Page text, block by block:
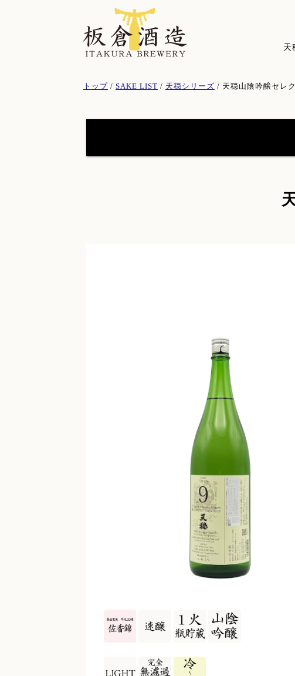
天
現トップ / SAKE LIST / 天穏シリーズ / 天穏山陰吟醸セレ